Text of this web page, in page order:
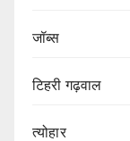
जॉब्स
टिहरी गढ़वाल
त्योहार